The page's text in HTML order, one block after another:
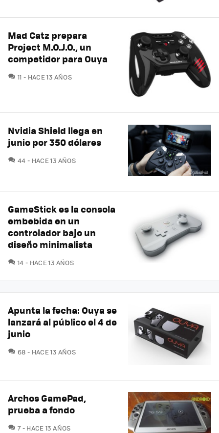
Mad Catz prepara
Project M.O.J.O., un
competidor para Ouya
11 COMENTARIOS
HACE 13 AÑOS
Nvidia Shield llega en
junio por 350 dólares
44 COMENTARIOS
HACE 13 AÑOS
GameStick es la consola
embebida en un
controlador bajo un
diseño minimalista
14 COMENTARIOS
HACE 13 AÑOS
Apunta la fecha: Ouya se
lanzará al público el 4 de
junio
68 COMENTARIOS
HACE 13 AÑOS
Archos GamePad,
prueba a fondo
7COMENTARIOS
HACE 13 AÑOS